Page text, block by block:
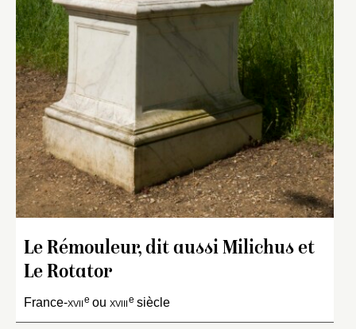
Le Rémouleur, dit aussi Milichus et
Le Rotator
France-xviie ou xviiie siècle